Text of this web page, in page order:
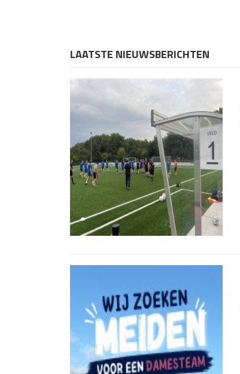
LAATSTE NIEUWSBERICHTEN